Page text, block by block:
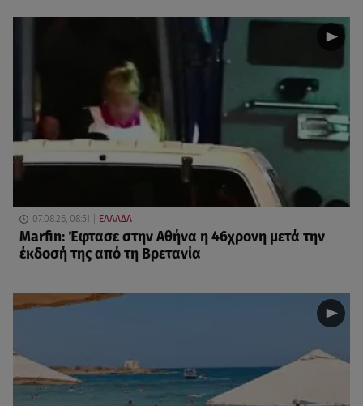
07.08.26, 08:51 ΕΛΛΑΔΑ
Marfin: Έφτασε στην Αθήνα η 46χρονη μετά την
έκδοσή της από τη Βρετανία